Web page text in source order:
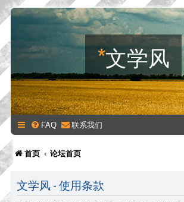
*文学风
FAQ 联系我们
首页 论坛首页
文学风 - 使用条款